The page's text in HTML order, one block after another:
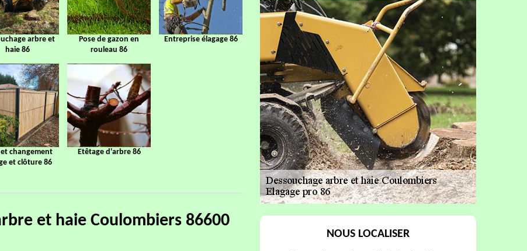
arbre et
haie 86
Pose de gazon en
rouleau 86
Entreprise élagage 86
et changement
et clôture 86
Etêtage d'arbre 86
et haie Coulombiers 86600
NOUS LOCALISER